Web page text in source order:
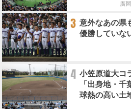
廣
3 意外なあの県
優勝していな
4 小笠原道大コ
「出身地・
球熱の高い土